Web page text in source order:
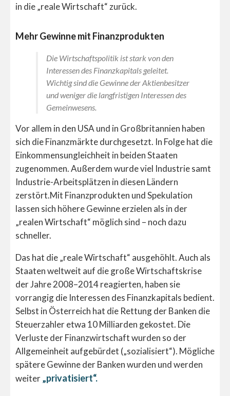
in die „reale Wirtschaft“ zurück.
Mehr Gewinne mit Finanzprodukten
Die Wirtschaftspolitik ist stark von den
Interessen des Finanzkapitals geleitet.
Wichtig sind die Gewinne der Aktienbesitzer
und weniger die langfristigen Interessen des
Gemeinwesens.
Vor allem in den USA und in Großbritannien haben
sich die Finanzmärkte durchgesetzt. In Folge hat die
Einkommensungleichheit in beiden Staaten
zugenommen. Außerdem wurde viel Industrie samt
Industrie-Arbeitsplätzen in diesen Ländern
zerstört.Mit Finanzprodukten und Spekulation
lassen sich höhere Gewinne erzielen als in der
„realen Wirtschaft“ möglich sind – noch dazu
schneller.
Das hat die „reale Wirtschaft“ ausgehöhlt. Auch als
Staaten weltweit auf die große Wirtschaftskrise
der Jahre 2008–2014 reagierten, haben sie
vorrangig die Interessen des Finanzkapitals bedient.
Selbst in Österreich hat die Rettung der Banken die
Steuerzahler etwa 10 Milliarden gekostet. Die
Verluste der Finanzwirtschaft wurden so der
Allgemeinheit aufgebürdet („sozialisiert“). Mögliche
spätere Gewinne der Banken wurden und werden
weiter„privatisiert“.